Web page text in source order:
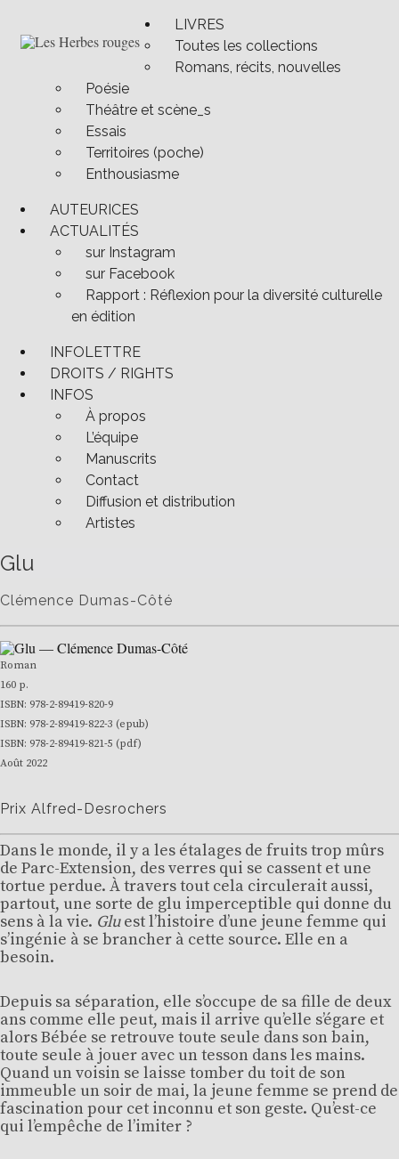
contenuLes Herbes rouges
Semeuses de trouble
LIVRES
Toutes les collections
Romans, récits, nouvelles
Poésie
Théâtre et scène_s
Essais
Territoires (poche)
Enthousiasme
AUTEURICES
ACTUALITÉS
sur Instagram
sur Facebook
Rapport : Réflexion pour la diversité culturelle
en édition
INFOLETTRE
DROITS / RIGHTS
INFOS
À propos
L’équipe
Manuscrits
Contact
Diffusion et distribution
Artistes
Glu
Clémence Dumas-Côté
Roman
160 p.
ISBN: 978-2-89419-820-9
ISBN: 978-2-89419-822-3 (epub)
ISBN: 978-2-89419-821-5 (pdf)
Août 2022
Prix Alfred-Desrochers
Dans le monde, il y a les étalages de fruits trop mûrs
de Parc-Extension, des verres qui se cassent et une
tortue perdue. À travers tout cela circulerait aussi,
partout, une sorte de glu imperceptible qui donne du
sens à la vie. Gluest l’histoire d’une jeune femme qui
s’ingénie à se brancher à cette source. Elle en a
besoin.
Depuis sa séparation, elle s’occupe de sa fille de deux
ans comme elle peut, mais il arrive qu’elle s’égare et
alors Bébée se retrouve toute seule dans son bain,
toute seule à jouer avec un tesson dans les mains.
Quand un voisin se laisse tomber du toit de son
immeuble un soir de mai, la jeune femme se prend de
fascination pour cet inconnu et son geste. Qu’est-ce
qui l’empêche de l’imiter ?